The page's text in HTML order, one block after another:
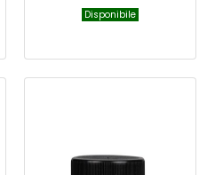
Disponibile